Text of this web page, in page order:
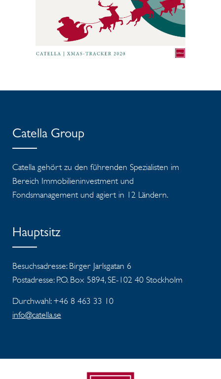
Catella Group
Catella gehört zu den führenden Spezialisten im
Bereich Immobilieninvestment und
Fondsmanagement und agiert in 12 Ländern.
Hauptsitz
Besuchsadresse: Birger Jarlsgatan 6
Postadresse: P.O. Box 5894, SE-102 40 Stockholm
Durchwahl: +46 8 463 33 10
info@catella.se